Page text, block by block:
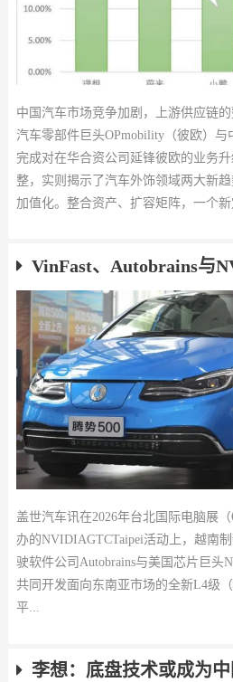
中国汽车市场竞争加剧，上游供应链
汽车零部件巨头OPmobility（彼欧）
完成对在华合资公司延锋彼欧的业务
整，实则揭示了汽车外饰领域两大新
加值化。整合资产、扩容矩阵，一个
VinFast、Autobrains与NVIDIA联合开发首款
盖世汽车讯在2026年台北国际电脑展
办的NVIDIAGTCTaipei活动上，越南
驶软件公司Autobrains与美国芯片巨头
共同开发面向东南亚市场的全新L4级
平...
李想：底盘技术或成为中国汽车